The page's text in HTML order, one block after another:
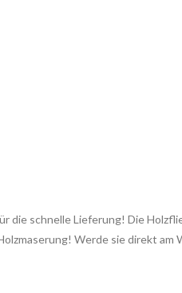
die schnelle Lieferung! Die
Werde sie direkt am